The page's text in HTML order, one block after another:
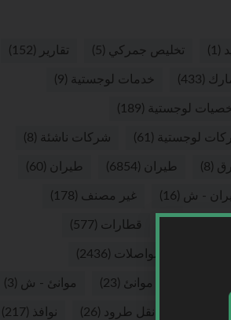
(1) تخليص جمركي (5) تقارير (152)
(433) خدمات لوجستية (9)
لوجستية (189)
لوجستية (61) شركات ناشئة (8)
(8) طيران (6854) طيران (60)
- ش (16) غير مصنف (178)
قطارات (577)
مواصلات (2436)
موانئ (23) موانئ - ش (3)
نقل طرود (26) نوافذ (217)